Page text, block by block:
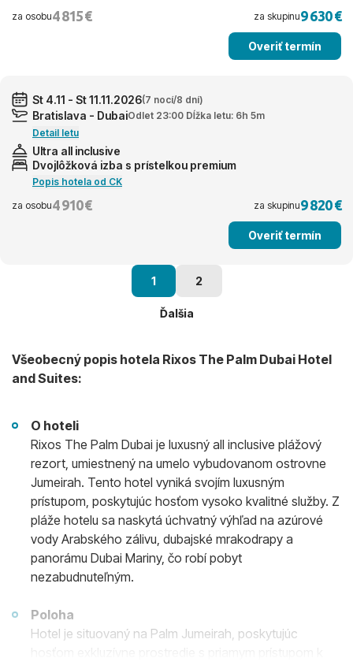
za osobu4 815 € za skupinu9 630 €
Overiť termín
St 4.11 - St 11.11.2026(7 nocí/8 dní)
Bratislava - DubaiOdlet 23:00 Dĺžka letu: 6h 5m
Detail letu
Ultra all inclusive
Dvojlôžková izba s prístelkou premium
Popis hotela od CK
za osobu4 910 € za skupinu9 820 €
Overiť termín
1 2
Ďalšia
Všeobecný popis hotela Rixos The Palm Dubai Hotel
and Suites:
O hoteli
Rixos The Palm Dubai je luxusný all inclusive plážový
rezort, umiestnený na umelo vybudovanom ostrovne
Jumeirah. Tento hotel vyniká svojím luxusným
prístupom, poskytujúc hosťom vysoko kvalitné služby. Z
pláže hotelu sa naskytá úchvatný výhľad na azúrové
vody Arabského zálivu, dubajské mrakodrapy a
panorámu Dubai Mariny, čo robí pobyt
nezabudnuteľným.
Poloha
Hotel je situovaný na Palm Jumeirah, poskytujúc